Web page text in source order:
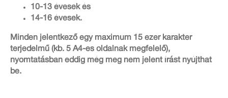
10-13 évesek és
14-16 évesek.
Minden jelentkező egy maximum 15 ezer karakter
terjedelmű (kb. 5 A4-es oldalnak megfelelő),
nyomtatásban eddig még meg nem jelent írást nyújthat
be.